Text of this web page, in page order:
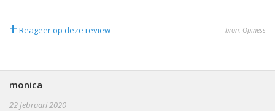
+ Reageer op deze review bron: Opiness
monica
22 februari 2020